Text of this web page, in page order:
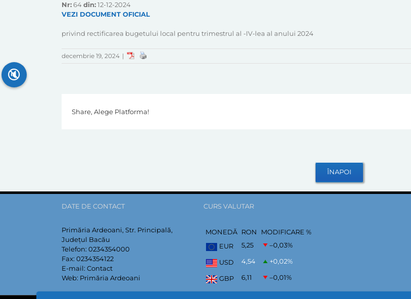
Nr:64din:12-12-2024
VEZI DOCUMENT OFICIAL
privind rectificarea bugetului local pentru trimestrul al -IV-lea al anului 2024
decembrie 19, 2024 |
Share, Alege Platforma!
DATE DE CONTACT
Primăria Ardeoani, Str. Principală,
Județul Bacău
Telefon: 0234354000
Fax: 0234354122
E-mail: Contact
Web: Primăria Ardeoani
CURS VALUTAR
MONEDĂ RON
MODIFICARE %
EUR
5,25 –0,03%
USD 4,54 +0,02%
GBP 6,11 –0,01%
🔇